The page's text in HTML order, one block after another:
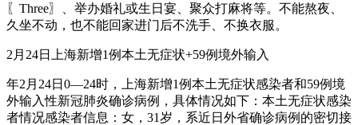
〖Three〗、举办婚礼或生日宴、聚众打麻将等。不能熬夜、
久坐不动，也不能回家进门后不洗手、不换衣服。
2月24日上海新增1例本土无症状+59例境外输入
年2月24日0—24时，上海新增1例本土无症状感染者和59例境
外输入性新冠肺炎确诊病例，具体情况如下：本土无症状感染
者情况感染者信息：女，31岁，系近日外省确诊病例的密切接